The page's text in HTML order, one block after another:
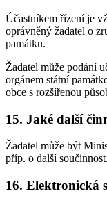
Účastníkem řízení je
oprávněný žadatel o
památku.
Žadatel může podání
orgánem státní
obce s rozšířenou
15. Jaké další
Žadatel může být
příp. o další součinnost.
16. Elektronická